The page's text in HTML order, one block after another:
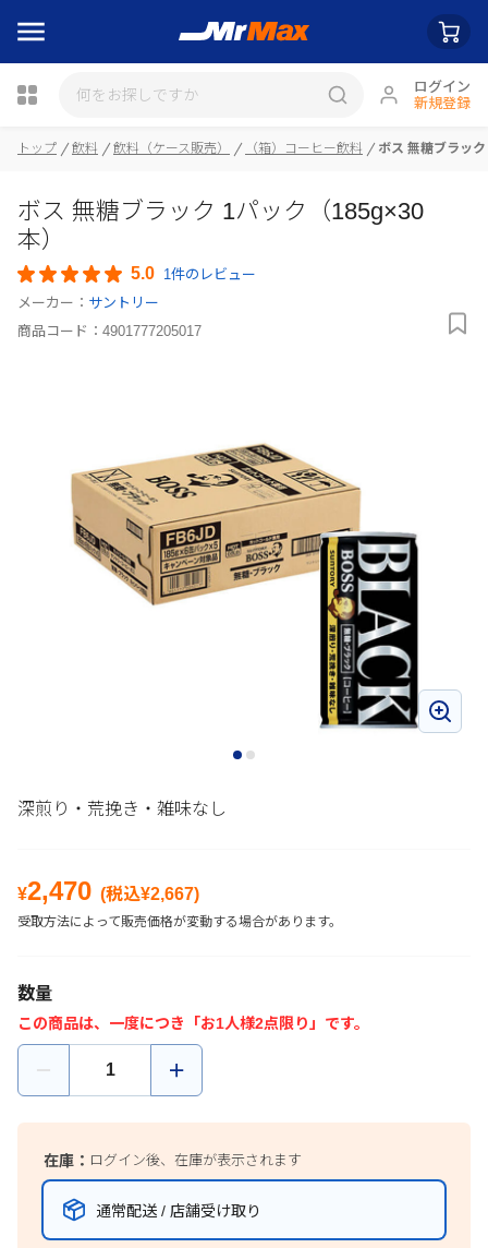
ログイン
新規登録
トップ 飲料 飲料（ケース販売） （箱）コーヒー飲料 ボス 無糖ブラッ
ボス 無糖ブラック 1パック（185g×30
本）
5.0 1件のレビュー
メーカー： サントリー
商品コード： 4901777205017
深煎り・荒挽き・雑味なし
¥2,470 (税込¥2,667)
受取方法によって販売価格が変動する場合があります。
数量
この商品は、一度につき「お1人様2点限り」です。
在庫： ログイン後、在庫が表示されます
通常配送 / 店舗受け取り